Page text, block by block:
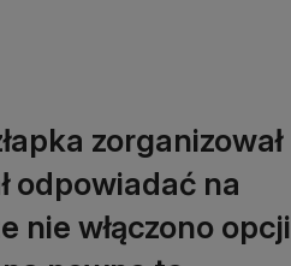
zorganizował
odpowiadać na
nie włączono opcji